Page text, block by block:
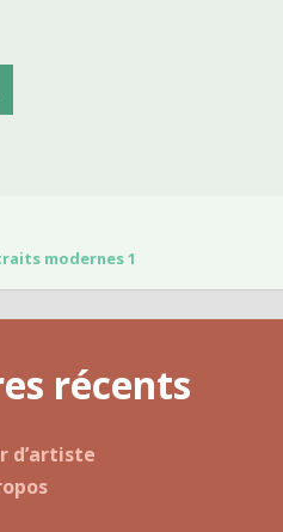
modernes 1
récents
d’artiste